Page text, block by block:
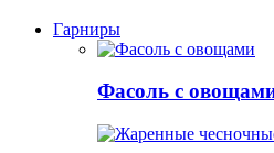
Гарниры
Фасоль с